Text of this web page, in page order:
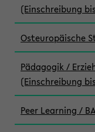
(Einschreibung
Osteuropäische
Pädagogik /
(Einschreibung
Peer Learning /